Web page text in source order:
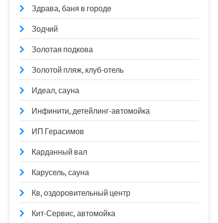
Здрава, баня в городе
Зодчий
Золотая подкова
Золотой пляж, клуб-отель
Идеал, сауна
Инфинити, детейлинг-автомойка
ИП Герасимов
Карданный вал
Карусель, сауна
Кв, оздоровительный центр
Кит-Сервис, автомойка